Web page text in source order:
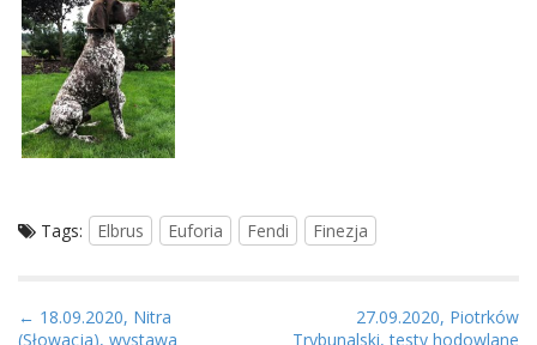
Tags: Elbrus Euforia Fendi Finezja
P
← 18.09.2020, Nitra
(Słowacja), wystawa
27.09.2020, Piotrków
Trybunalski, testy hodowlane